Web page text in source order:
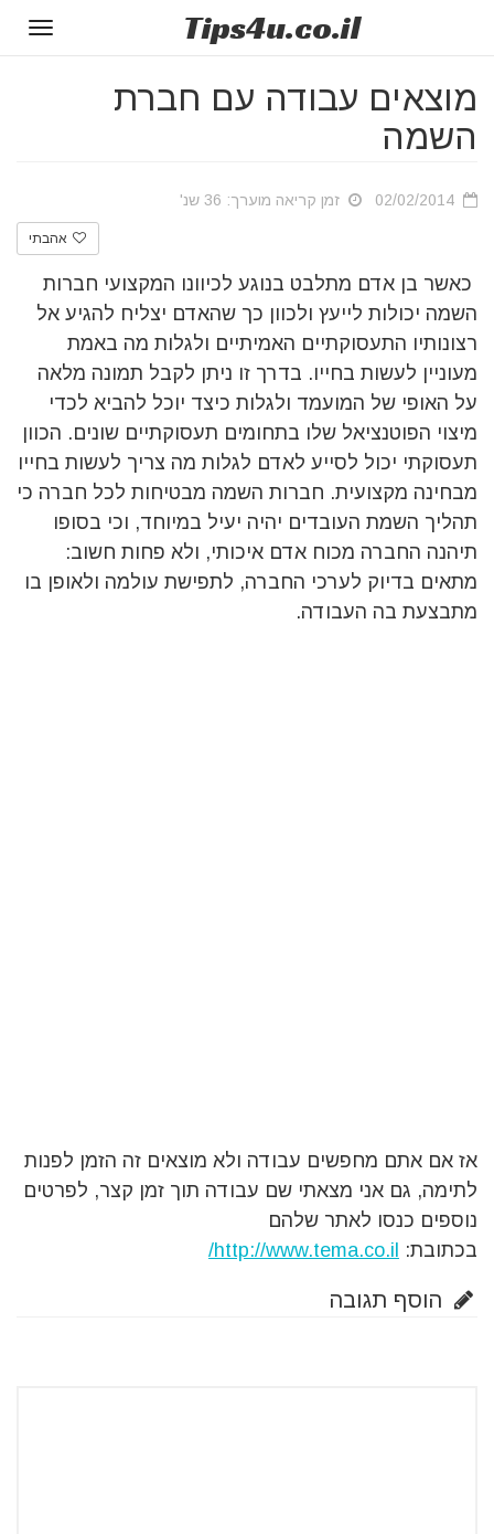
Tips4u.co.il
מוצאים עבודה עם חברת
השמה
זמן קריאה מוערך: 36 שנ'
אהבתי
כאשר בן אדם מתלבט בנוגע לכיוונו המקצועי חברות
השמה יכולות לייעץ ולכוון כך שהאדם יצליח להגיע אל
רצונותיו התעסוקתיים האמיתיים ולגלות מה באמת
מעוניין לעשות בחייו. בדרך זו ניתן לקבל תמונה מלאה
על האופי של המועמד ולגלות כיצד יוכל להביא לכדי
מיצוי הפוטנציאל שלו בתחומים תעסוקתיים שונים. הכוון
תעסוקתי יכול לסייע לאדם לגלות מה צריך לעשות בחייו
מבחינה מקצועית. חברות השמה מבטיחות לכל חברה כי
תהליך השמת העובדים יהיה יעיל במיוחד, וכי בסופו
תיהנה החברה מכוח אדם איכותי, ולא פחות חשוב:
מתאים בדיוק לערכי החברה, לתפישת עולמה ולאופן בו
מתבצעת בה העבודה.
אז אם אתם מחפשים עבודה ולא מוצאים זה הזמן לפנות
לתימה, גם אני מצאתי שם עבודה תוך זמן קצר, לפרטים
נוספים כנסו לאתר שלהם
בכתובת: http://www.tema.co.il/
הוסף תגובה